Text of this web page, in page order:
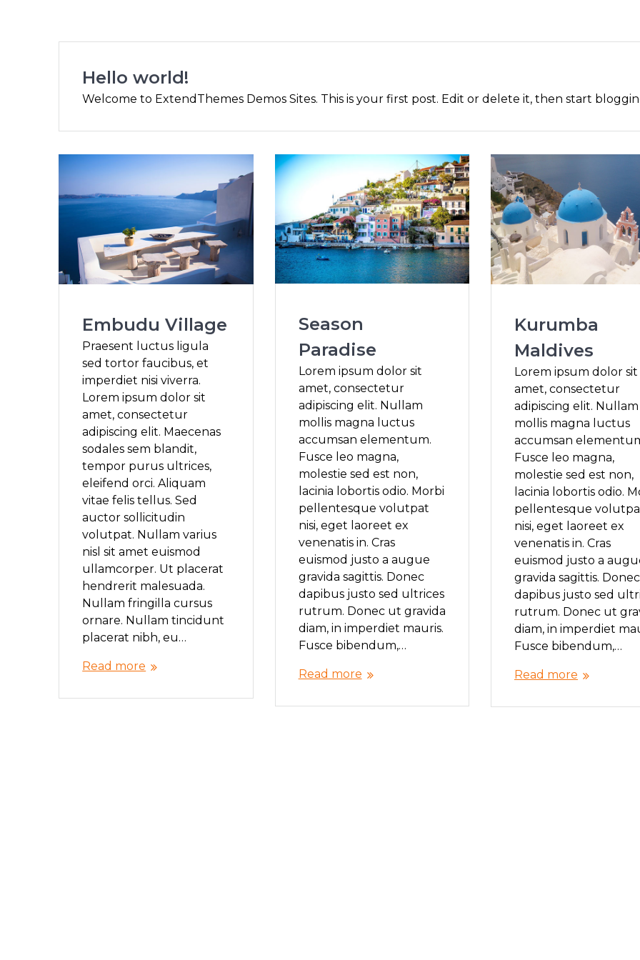
Hello world!
Welcome to ExtendThemes Demos Sites. This is your first post. Edit or delete it, then start
Embudu Village
Praesent luctus ligula
sed tortor faucibus, et
imperdiet nisi viverra.
Lorem ipsum dolor sit
amet, consectetur
adipiscing elit. Maecenas
sodales sem blandit,
tempor purus ultrices,
eleifend orci. Aliquam
vitae felis tellus. Sed
auctor sollicitudin
volutpat. Nullam varius
nisl sit amet euismod
ullamcorper. Ut placerat
hendrerit malesuada.
Nullam fringilla cursus
ornare. Nullam tincidunt
placerat nibh, eu…
Read more
Season
Paradise
Lorem ipsum dolor sit
amet, consectetur
adipiscing elit. Nullam
mollis magna luctus
accumsan elementum.
Fusce leo magna,
molestie sed est non,
lacinia lobortis odio. Morbi
pellentesque volutpat
nisi, eget laoreet ex
venenatis in. Cras
euismod justo a augue
gravida sagittis. Donec
dapibus justo sed ultrices
rutrum. Donec ut gravida
diam, in imperdiet mauris.
Fusce bibendum,…
Read more
Kurumba
Maldives
Lorem ipsum dolor sit
amet, consectetur
adipiscing elit. Nullam
mollis magna luctus
accumsan
Fusce leo magna,
molestie sed est non,
lacinia lobortis odio.
pellentesque
nisi, eget laoreet ex
venenatis in. Cras
euismod justo a
gravida sagittis. Donec
dapibus justo sed
rutrum. Donec ut
diam, in imperdiet
Fusce bibendum,…
Read more